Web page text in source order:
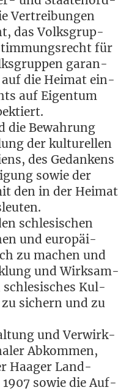
Ver­trei­bun­gen
das Volks­grup­
für
garan­
auf die Hei­mat ein­
auf Eigen­tum
die Bewah­rung
der kul­tu­rel­len
des Gedan­kens
sowie der
den in der Hei­mat
schle­si­schen
und euro­päi­
zu machen und
und Wirk­sam­
Kul­
sichern und zu
und Ver­wirk­
Abkom­men,
Haa­ger Land­
sowie die Auf­